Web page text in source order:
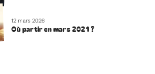
12 mars 2026
Où partir en mars 2021 ?